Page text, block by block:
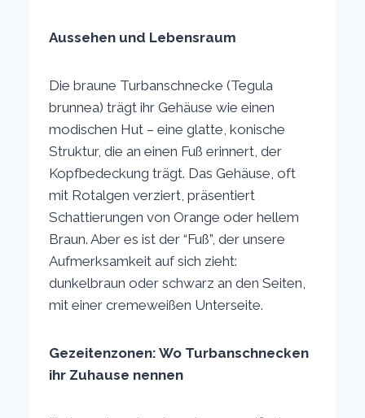
Aussehen und Lebensraum
Die braune Turbanschnecke (Tegula
brunnea) trägt ihr Gehäuse wie einen
modischen Hut – eine glatte, konische
Struktur, die an einen Fuß erinnert, der
Kopfbedeckung trägt. Das Gehäuse, oft
mit Rotalgen verziert, präsentiert
Schattierungen von Orange oder hellem
Braun. Aber es ist der “Fuß”, der unsere
Aufmerksamkeit auf sich zieht:
dunkelbraun oder schwarz an den Seiten,
mit einer cremeweißen Unterseite.
Gezeitenzonen: Wo Turbanschnecken
ihr Zuhause nennen